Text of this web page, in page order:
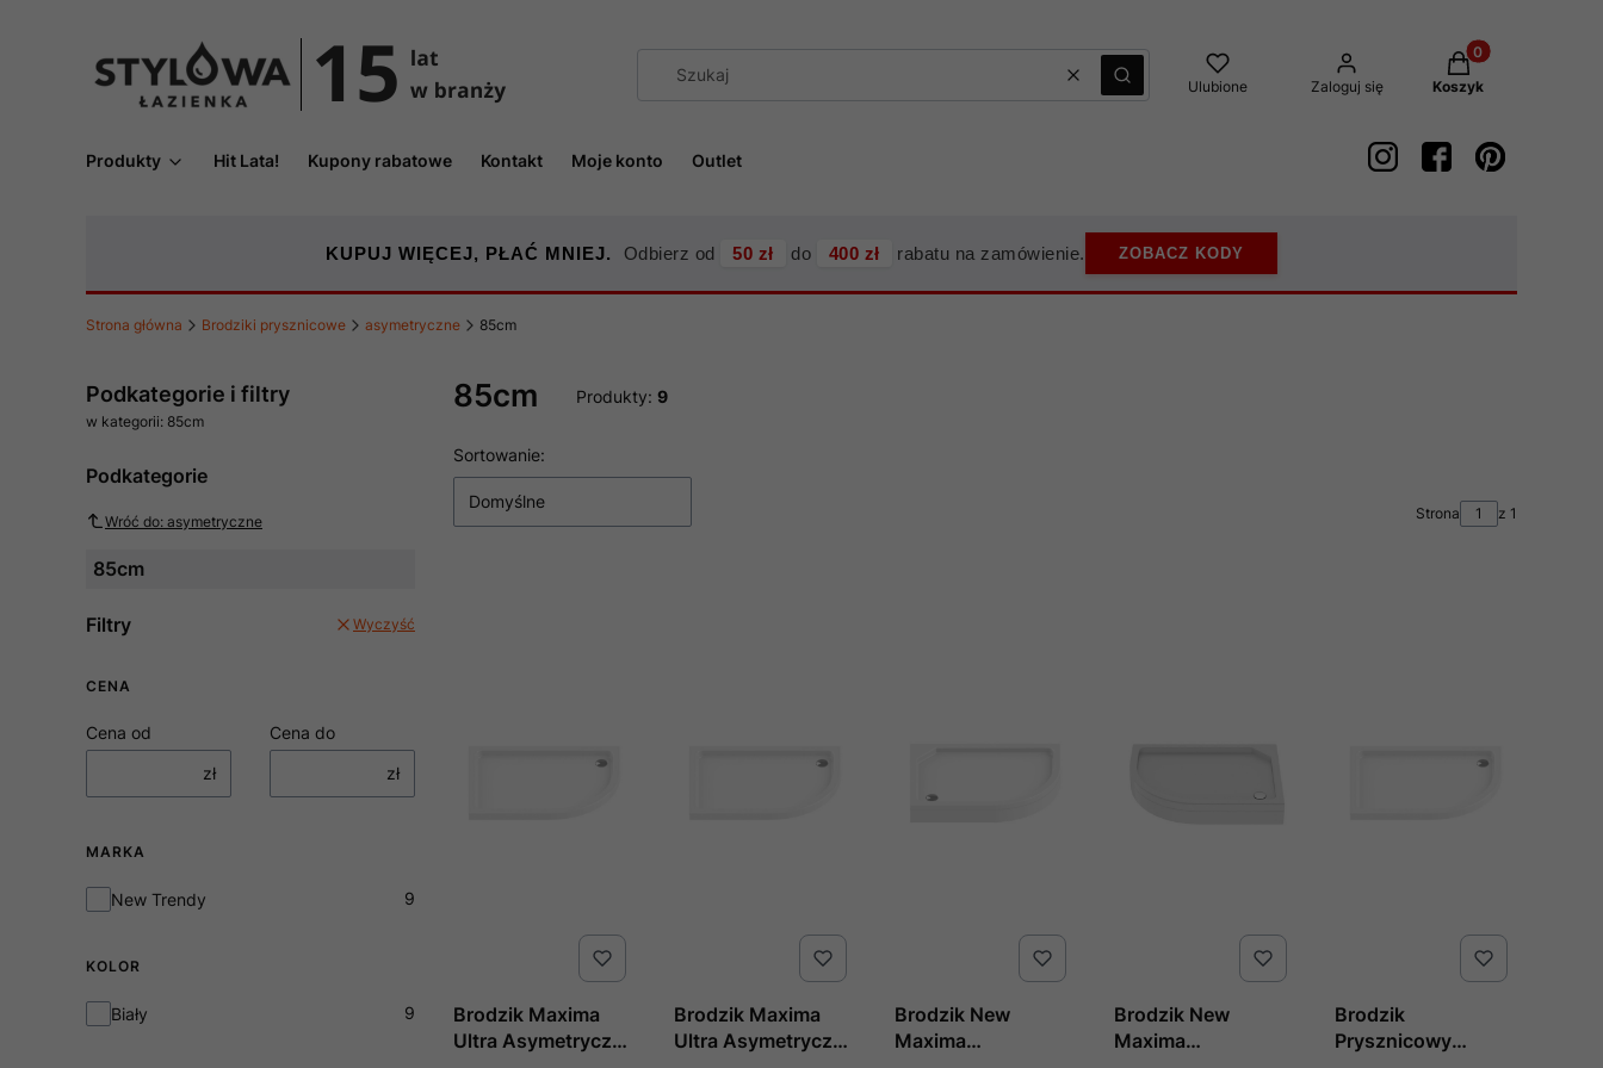
WyczyśćSzukaj Ulubione Zaloguj się
Produkty w
Koszyk
Produkty Hit Lata! Kupony rabatowe Kontakt Moje konto Outlet
KUPUJ WIĘCEJ, PŁAĆ MNIEJ. Odbierz od 50 zł do 400 zł rabatu na zamówienie. ZOBACZ KODY
Strona główna Brodziki prysznicowe asymetryczne 85cm
Podkategorie i filtry
w kategorii: 85cm
Podkategorie
Wróć do: asymetryczne
85cm
Filtry Wyczyść
CENA
Cena od
zł
Cena do
zł
MARKA
Marka
New Trendy 9
KOLOR
KolorBiały 9
85cm Produkty: 9
Lista produktów
Sortowanie:
Domyślne
Strona z 1
Brodzik Maxima
Ultra Asymetryczny
Brodzik Maxima
Ultra Asymetryczny
Brodzik New
Maxima
Brodzik New
Maxima
Brodzik
Prysznicowy